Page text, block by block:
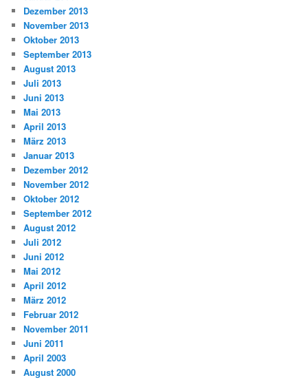
Dezember 2013
November 2013
Oktober 2013
September 2013
August 2013
Juli 2013
Juni 2013
Mai 2013
April 2013
März 2013
Januar 2013
Dezember 2012
November 2012
Oktober 2012
September 2012
August 2012
Juli 2012
Juni 2012
Mai 2012
April 2012
März 2012
Februar 2012
November 2011
Juni 2011
April 2003
August 2000